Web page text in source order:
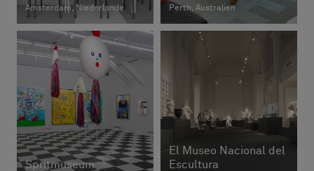
Amsterdam, Niederlande Perth, Australien
Spritmuseum
El Museo Nacional del
Escultura